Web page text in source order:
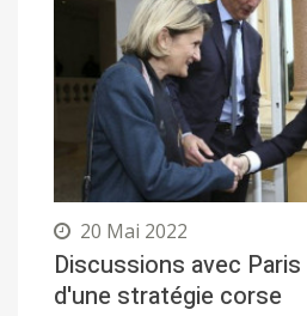
20 Mai 2022
Discussions avec
d'une stratégie corse